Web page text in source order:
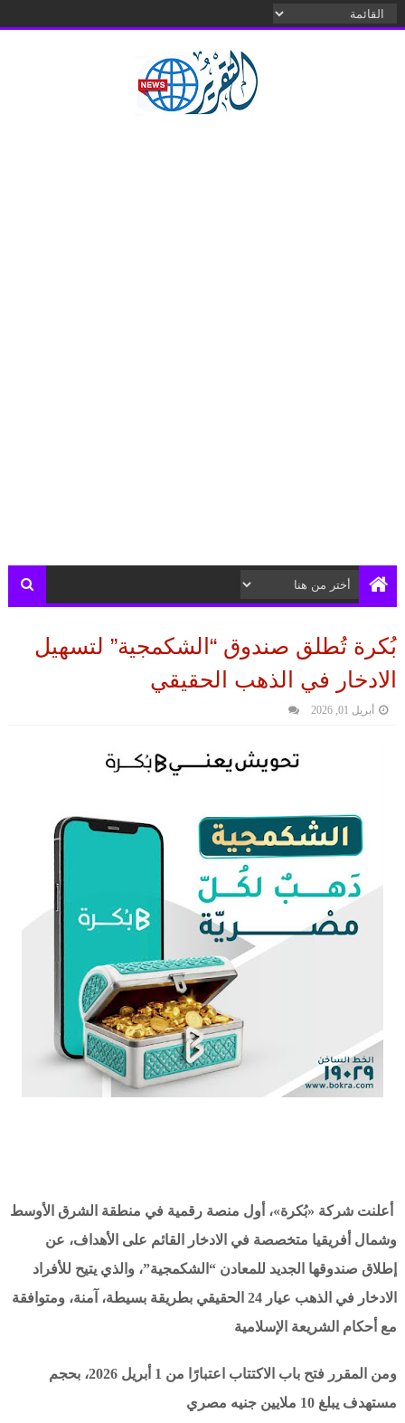
بُكرة تُطلق صندوق “الشكمجية” لتسهيل
الادخار في الذهب الحقيقي
أبريل 01, 2026
أعلنت شركة «بُكرة»، أول منصة رقمية في منطقة الشرق الأوسط
وشمال أفريقيا متخصصة في الادخار القائم على الأهداف، عن
إطلاق صندوقها الجديد للمعادن “الشكمجية”، والذي يتيح للأفراد
الادخار في الذهب عيار 24 الحقيقي بطريقة بسيطة، آمنة، ومتوافقة
مع أحكام الشريعة الإسلامية
ومن المقرر فتح باب الاكتتاب اعتبارًا من 1 أبريل 2026، بحجم
مستهدف يبلغ 10 ملايين جنيه مصري